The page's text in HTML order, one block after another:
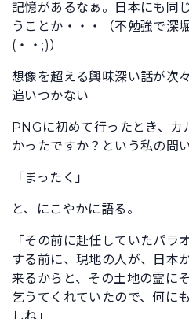
記憶があるなぁ。日本にも同
うことか・・・（不勉強で深
(・・;)）
想像を超える興味深い話が次
追いつかない
PNGに初めて行ったとき、カ
かったですか？という私の問い
「まったく」
と、にこやかに語る。
「その前に赴任していたパラ
する前に、現地の人が、日本
来るからと、その土地の霊に
乞うてくれていたので、何に